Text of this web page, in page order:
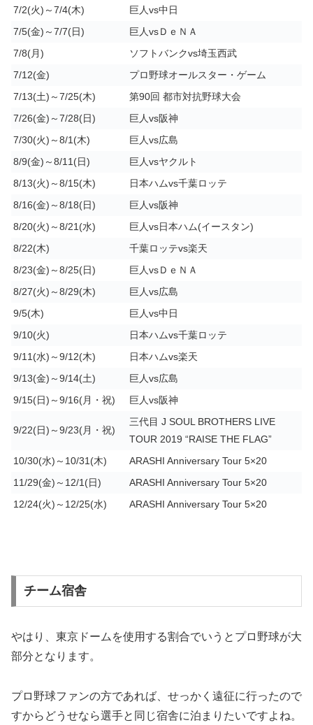
7/2(火)～7/4(木)
巨人vs中日
7/5(金)～7/7(日)
巨人vsＤｅＮＡ
7/8(月)
ソフトバンクvs埼玉西武
7/12(金)
プロ野球オールスター・ゲーム
7/13(土)～7/25(木)
第90回 都市対抗野球大会
7/26(金)～7/28(日)
巨人vs阪神
7/30(火)～8/1(木)
巨人vs広島
8/9(金)～8/11(日)
巨人vsヤクルト
8/13(火)～8/15(木)
日本ハムvs千葉ロッテ
8/16(金)～8/18(日)
巨人vs阪神
8/20(火)～8/21(水)
巨人vs日本ハム(イースタン)
8/22(木)
千葉ロッテvs楽天
8/23(金)～8/25(日)
巨人vsＤｅＮＡ
8/27(火)～8/29(木)
巨人vs広島
9/5(木)
巨人vs中日
9/10(火)
日本ハムvs千葉ロッテ
9/11(水)～9/12(木)
日本ハムvs楽天
9/13(金)～9/14(土)
巨人vs広島
9/15(日)～9/16(月・祝)
巨人vs阪神
9/22(日)～9/23(月・祝)
三代目 J SOUL BROTHERS LIVE
TOUR 2019 “RAISE THE FLAG”
10/30(水)～10/31(木)
ARASHI Anniversary Tour 5×20
11/29(金)～12/1(日)
ARASHI Anniversary Tour 5×20
12/24(火)～12/25(水)
ARASHI Anniversary Tour 5×20
チーム宿舎
やはり、東京ドームを使用する割合でいうとプロ野球が大
部分となります。
プロ野球ファンの方であれば、せっかく遠征に行ったので
すからどうせなら選手と同じ宿舎に泊まりたいですよね。